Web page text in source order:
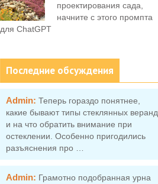
проектирования сада,
начните с этого промпта
для ChatGPT
Последние обсуждения
Admin: Теперь гораздо понятнее,
какие бывают типы стеклянных веранд
и на что обратить внимание при
остеклении. Особенно пригодились
разъяснения про …
Admin: Грамотно подобранная урна